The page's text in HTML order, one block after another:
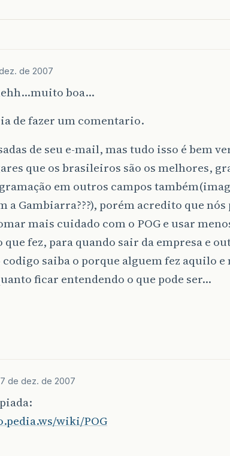
de 2007
boa…
de fazer um comentario.
de seu e-mail, mas tudo isso é bem
que os brasileiros são os melhores,
em outros campos
a Gambiarra???), porém acredito que
mais cuidado com o POG e usar
que fez, para quando sair da empresa e
saiba o porque alguem fez aquilo e
ficar entendendo o que pode ser…
de dez. de 2007
wiki/POG